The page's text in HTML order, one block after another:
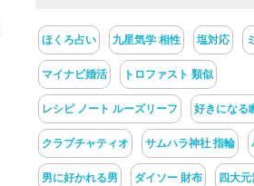
ほくろ占い 九星気学 相性 塩対応
マイナビ婚活 トロファスト 類似
レシピ ノート ルーズリーフ 好きになる
クラブチャティオ サムハラ神社 指輪
男に好かれる男 ダイソー 財布 四大元